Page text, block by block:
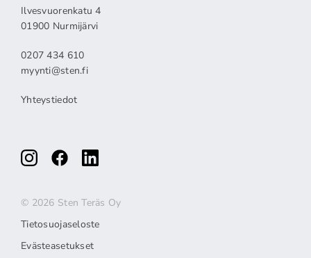
Ilvesvuorenkatu 4
01900 Nurmijärvi
0207 434 610
myynti@sten.fi
Yhteystiedot
© 2026 Sten Teräs Oy
Tietosuojaseloste
Evästeasetukset